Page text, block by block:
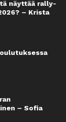
näyttää rally-
– Krista
– Sofia